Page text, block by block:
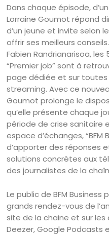
Dans chaque épisode,
Lorraine Goumot répond
d’un jeune et invite selon
offrir ses meilleurs
Fabien Randrianarisoa,
“Premier job” sont à
page dédiée et sur
streaming. Avec ce
Goumot prolonge le
qu’elle présente chaque
période de crise sanitaire
espace d’échanges,
d’apporter des réponses
solutions concrètes aux
des journalistes de la
Le public de BFM
grands rendez-vous de
site de la chaine et sur
Deezer, Google Podcasts